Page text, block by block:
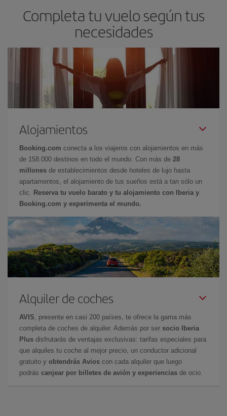
Completa tu vuelo según tus
necesidades
Alojamientos
Booking.com conecta a los viajeros con alojamientos en más
de 158.000 destinos en todo el mundo. Con más de 28
millones de establecimientos desde hoteles de lujo hasta
apartamentos, el alojamiento de tus sueños está a tan sólo un
clic.
Reserva tu vuelo barato y tu alojamiento con Iberia y
Booking.com y experimenta el mundo.
Alquiler de coches
AVIS , presente en casi 200 países, te ofrece la gama más
completa de coches de alquiler. Además por ser socio Iberia
Plus disfrutarás de ventajas exclusivas: tarifas especiales para
que alquiles tu coche al mejor precio, un conductor adicional
gratuito y obtendrás Avios con cada alquiler que luego
podrás canjear por billetes de avión y experiencias de ocio.